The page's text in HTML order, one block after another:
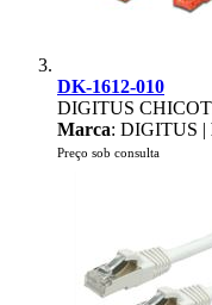
DK-1612-010
DIGITUS
Marca: DIGITUS |
Preço sob consulta